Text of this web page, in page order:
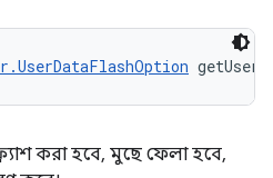
করা হবে, মুছে ফেলা হবে,